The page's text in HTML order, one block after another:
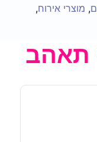
, מוצרי אירוח,
תאהב